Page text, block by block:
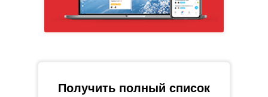
Получить полный список